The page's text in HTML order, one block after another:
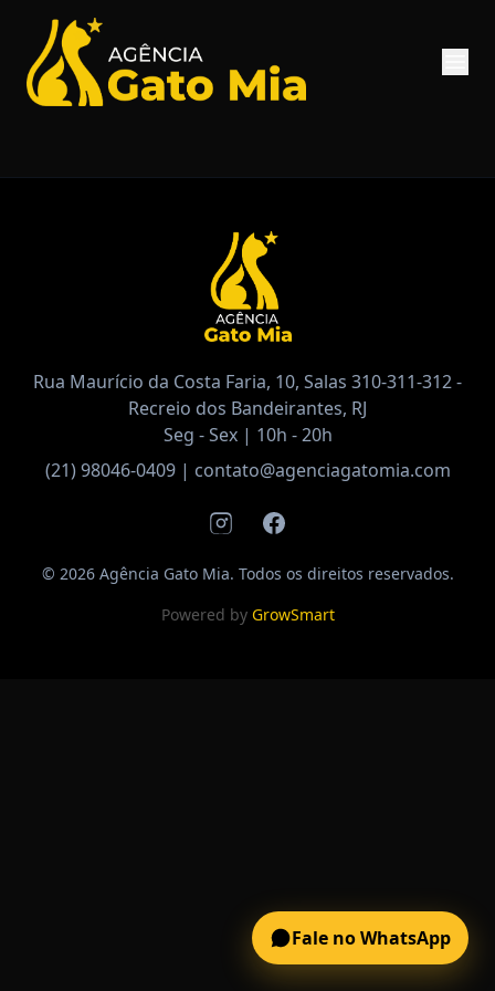
Rua Maurício da Costa Faria, 10, Salas 310-311-312 -
Recreio dos Bandeirantes, RJ
Seg - Sex | 10h - 20h
(21) 98046-0409| contato@agenciagatomia.com
© 2026 Agência Gato Mia. Todos os direitos reservados.
Powered by GrowSmart
Fale no WhatsApp